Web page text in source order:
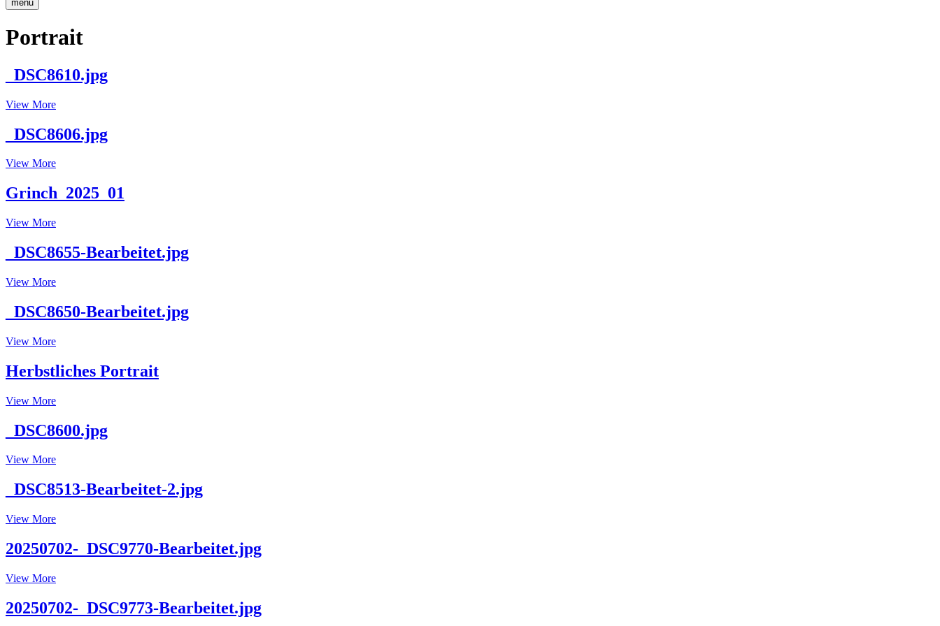
menu
Portrait
_DSC8610.jpg
View More_DSC8610.jpg
_DSC8606.jpg
View More_DSC8606.jpg
Grinch_2025_01
View MoreGrinch_2025_01
_DSC8655-Bearbeitet.jpg
View More_DSC8655-
_DSC8650-Bearbeitet.jpg
View More_DSC8650-
Herbstliches Portrait
View MoreHerbstliches
_DSC8600.jpg
View More_DSC8600.jpg
_DSC8513-Bearbeitet-2.jpg
View More_DSC8513-
2.jpg
20250702-_DSC9770-Bearbeitet.jpg
View More20250702-
Bearbeitet.jpg
20250702-_DSC9773-Bearbeitet.jpg